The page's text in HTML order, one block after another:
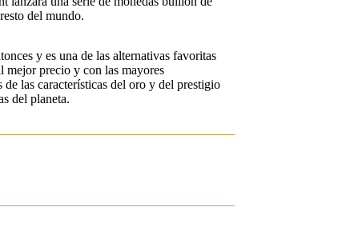
del mundo.
y es una de las alternativas favoritas
mejor precio y con las mayores
las características del oro y del prestigio
del planeta.